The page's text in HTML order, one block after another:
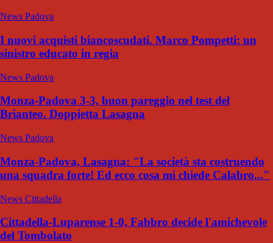
News Padova
I nuovi acquisti biancoscudati. Marco Pompetti: un
sinistro educato in regia
News Padova
Monza-Padova 3-3, buon pareggio nel test del
Brianteo. Doppietta Lasagna
News Padova
Monza-Padova, Lasagna: "La società sta costruendo
una squadra forte! Ed ecco cosa mi chiede Calabro..."
News Cittadella
Cittadella-Luparense 1-0, Fabbro decide l'amichevole
del Tombolato